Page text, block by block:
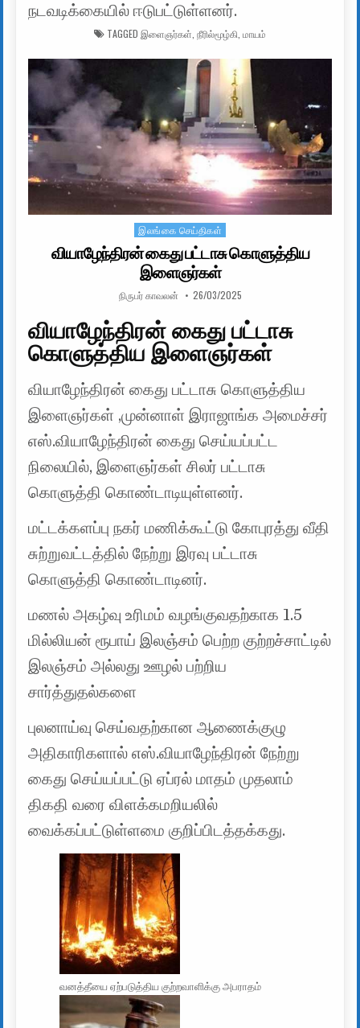
நடவடிக்கையில் ஈடுபட்டுள்ளனர்.
TAGGED இளைஞர்கள் நீரில்மூழ்கி மாயம்
Posted in
இலங்கை செய்திகள்
வியாழேந்திரன் கைது பட்டாசு கொளுத்திய
இளைஞர்கள்
AUTHOR:
நிருபர் காவலன் PUBLISHED DATE:
26/03/2025
வியாழேந்திரன் கைது பட்டாசு
கொளுத்திய இளைஞர்கள்
வியாழேந்திரன் கைது பட்டாசு கொளுத்திய
இளைஞர்கள் ,முன்னாள் இராஜாங்க அமைச்சர்
எஸ்.வியாழேந்திரன் கைது செய்யப்பட்ட
நிலையில், இளைஞர்கள் சிலர் பட்டாசு
கொளுத்தி கொண்டாடியுள்ளனர்.
மட்டக்களப்பு நகர் மணிக்கூட்டு கோபுரத்து வீதி
சுற்றுவட்டத்தில் நேற்று இரவு பட்டாசு
கொளுத்தி கொண்டாடினர்.
மணல் அகழ்வு உரிமம் வழங்குவதற்காக 1.5
மில்லியன் ரூபாய் இலஞ்சம் பெற்ற குற்றச்சாட்டில்
இலஞ்சம் அல்லது ஊழல் பற்றிய
சார்த்துதல்களை
புலனாய்வு செய்வதற்கான ஆணைக்குழு
அதிகாரிகளால் எஸ்.வியாழேந்திரன் நேற்று
கைது செய்யப்பட்டு ஏப்ரல் மாதம் முதலாம்
திகதி வரை விளக்கமறியலில்
வைக்கப்பட்டுள்ளமை குறிப்பிடத்தக்கது.
வனத்தீயை ஏற்படுத்திய குற்றவாளிக்கு அபராதம்